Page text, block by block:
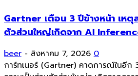
Gartner เตือน 3 ปีข้างหน้า เหตุ
ตัวส่วนใหญ่เกิดจาก AI
beer - สิงหาคม 7, 2026 0
การ์ทเนอร์ (Gartner) คาดการณ์ในอีก